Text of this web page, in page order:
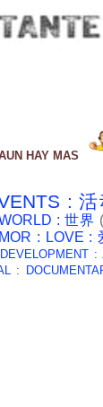
HAY MAS
: 活
: 世界
: LOVE :
: